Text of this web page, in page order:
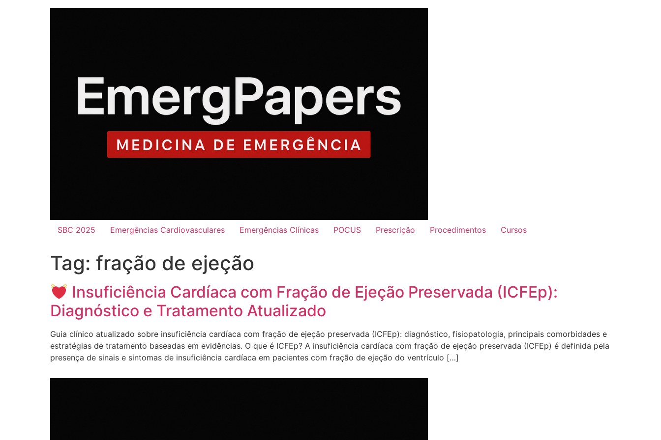
SBC 2025 Emergências Cardiovasculares Emergências Clínicas POCUS Prescrição Procedimentos Cursos
Tag: fração de ejeção
Insuficiência Cardíaca com Fração de Ejeção Preservada (ICFEp):
Diagnóstico e Tratamento Atualizado
Guia clínico atualizado sobre insuficiência cardíaca com fração de ejeção preservada (ICFEp): diagnóstico, fisiopatologia, principais comorbidades e
estratégias de tratamento baseadas em evidências. O que é ICFEp? A insuficiência cardíaca com fração de ejeção preservada (ICFEp) é definida pela
presença de sinais e sintomas de insuficiência cardíaca em pacientes com fração de ejeção do ventrículo […]